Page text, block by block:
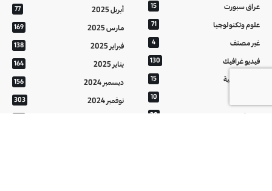
عراق سبورت 15
علوم وتكنولوجيا 71
غير مصنف 4
فيديو غرافيك 130
معالم عراقية 15
10
منوعات 20
أبريل 2025 77
مارس 2025 169
فبراير 2025 138
يناير 2025 164
ديسمبر 2024 156
نوفمبر 2024 303